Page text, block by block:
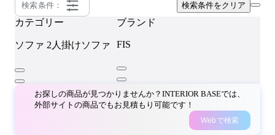
検索条件： 検索条件をクリア
カテゴリー
ソファ 2人掛けソファ
ブランド
FIS
お探しの商品が見つかりませんか？INTERIOR BASEでは、
外部サイトの商品でもお見積もり可能です！
Webで検索